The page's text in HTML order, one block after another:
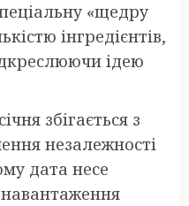
«щедру
інгредієнтів,
ідею
збігається з
незалежності
дата несе